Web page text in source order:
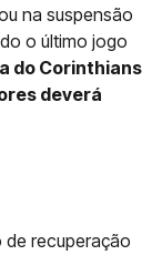
na suspensão
o último jogo
do Corinthians
deverá
de recuperação